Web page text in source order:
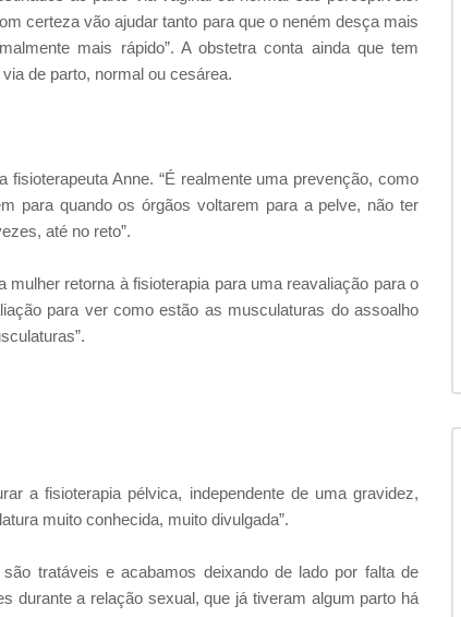
certeza vão ajudar tanto para que o neném desça mais
mais rápido”. A obstetra conta ainda que tem
de parto, normal ou cesárea.
Anne. “É realmente uma prevenção, como
para quando os órgãos voltarem para a pelve, não ter
até no reto”.
retorna à fisioterapia para uma reavaliação para o
para ver como estão as musculaturas do assoalho
a fisioterapia pélvica, independente de uma gravidez,
muito conhecida, muito divulgada”.
tratáveis e acabamos deixando de lado por falta de
durante a relação sexual, que já tiveram algum parto há